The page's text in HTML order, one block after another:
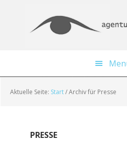
springen
Aktuelle Seite: Start/Archiv für Presse
PRESSE